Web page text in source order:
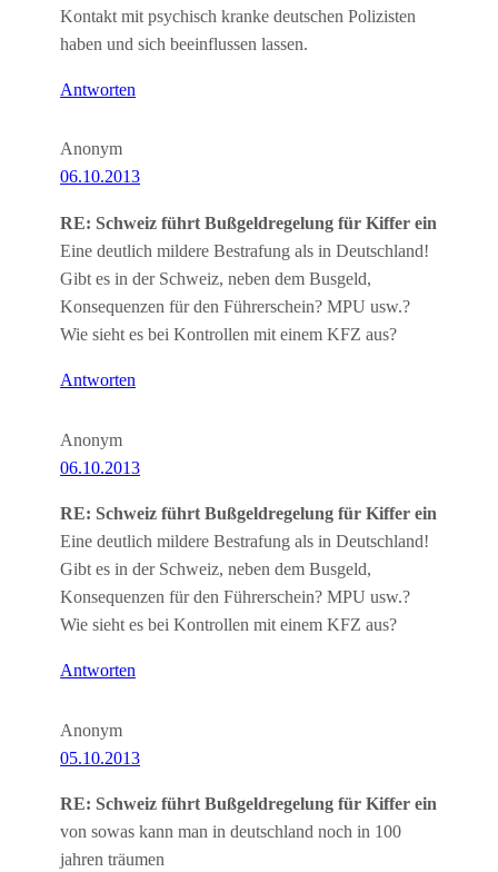
Kontakt mit psychisch kranke deutschen Polizisten
haben und sich beeinflussen lassen.
Antworten
Anonym
06.10.2013
RE: Schweiz führt Bußgeldregelung für Kiffer ein
Eine deutlich mildere Bestrafung als in Deutschland!
Gibt es in der Schweiz, neben dem Busgeld,
Konsequenzen für den Führerschein? MPU usw.?
Wie sieht es bei Kontrollen mit einem KFZ aus?
Antworten
Anonym
06.10.2013
RE: Schweiz führt Bußgeldregelung für Kiffer ein
Eine deutlich mildere Bestrafung als in Deutschland!
Gibt es in der Schweiz, neben dem Busgeld,
Konsequenzen für den Führerschein? MPU usw.?
Wie sieht es bei Kontrollen mit einem KFZ aus?
Antworten
Anonym
05.10.2013
RE: Schweiz führt Bußgeldregelung für Kiffer ein
von sowas kann man in deutschland noch in 100
jahren träumen